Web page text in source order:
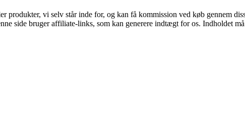
produkter, vi selv står inde for, og kan få kommission ved køb gennem
side bruger affiliate-links, som kan generere indtægt for os. Indholdet